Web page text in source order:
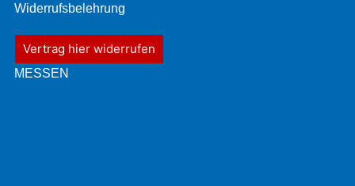
Widerrufsbelehrung
Vertrag hier widerrufen
MESSEN